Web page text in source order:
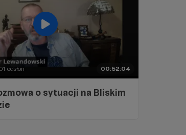
00:52:04
odsłon
o sytuacji na Bliskim